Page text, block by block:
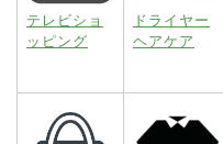
テレビショ
ッピング
ドライヤー
ヘアケア